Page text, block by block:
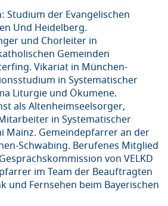
Studium der Evangelischen
Und Heidelberg.
und Chorleiter in
Gemeinden
Vikariat in München-
in Systematischer
Liturgie und Ökumene.
als Altenheimseelsorger,
in Systematischer
Mainz. Gemeindepfarrer an der
Schwabing. Berufenes Mitglied
von VELKD
im Team der Beauftragten
und Fernsehen beim Bayerischen